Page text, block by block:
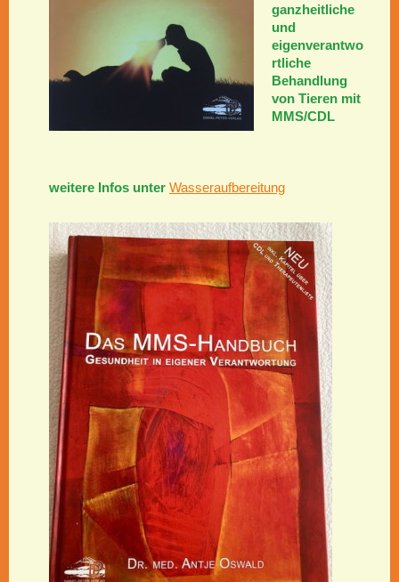
ganzheitliche
und
eigenverantwo
rtliche
Behandlung
von Tieren mit
MMS/CDL
weitere Infos unter Wasseraufbereitung